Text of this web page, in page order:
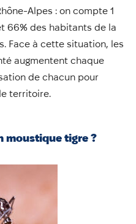
Alpes : on compte 1
66% des habitants de la
Face à cette situation, les
augmentent chaque
de chacun pour
territoire.
moustique tigre ?